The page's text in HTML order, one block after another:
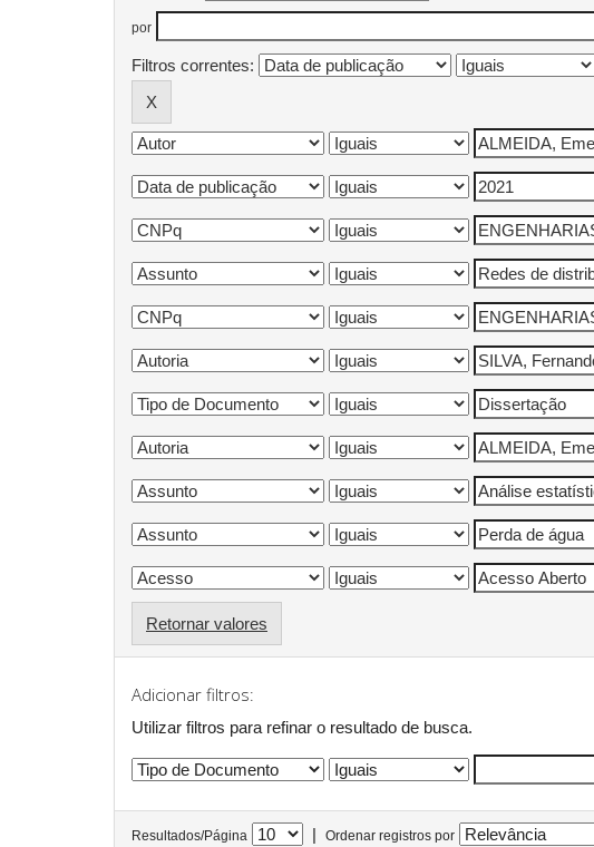
por
Filtros correntes:
Retornar valores
Adicionar filtros:
Utilizar filtros para refinar o resultado de busca.
Resultados/Página | Ordenar registros por